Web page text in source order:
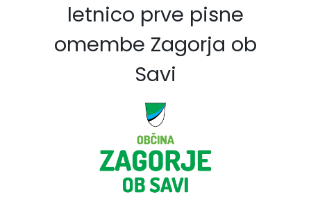
letnico prve pisne
omembe Zagorja ob
Savi
Katalog informacij javnega značaja